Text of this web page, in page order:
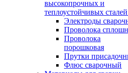
высокопрочных и
теплоустойчивых сталей
Электроды
Проволока
Проволока
порошковая
Прутки
Флюс сварочный